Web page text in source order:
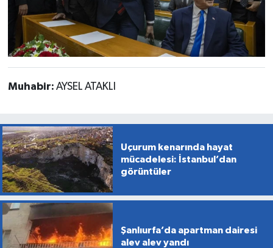
Muhabir: AYSEL ATAKLI
Uçurum kenarında hayat
mücadelesi: İstanbul’dan
görüntüler
Şanlıurfa’da apartman dairesi
alev alev yandı